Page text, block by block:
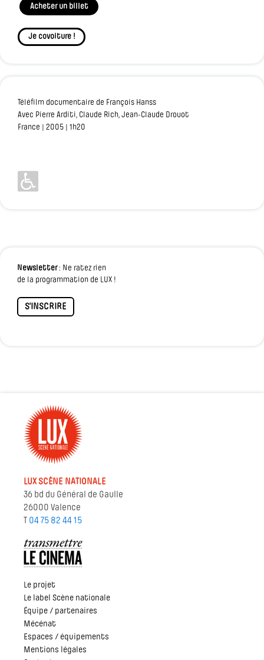
Acheter un billet
Je covoiture !
Téléfilm documentaire de François Hanss
Avec Pierre Arditi, Claude Rich, Jean-Claude Drouot
France | 2005 | 1h20
Newsletter: Ne ratez rien
de la programmation de LUX !
S'INSCRIRE
LUX SCÈNE NATIONALE
36 bd du Général de Gaulle
26000 Valence
T 04 75 82 44 15
Le projet
Le label Scène nationale
Équipe / partenaires
Mécénat
Espaces / équipements
Mentions légales